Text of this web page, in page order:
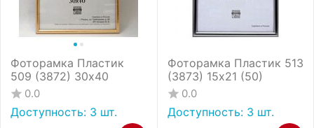
Фоторамка Пластик
509 (3872) 30х40
0.0
Доступность: 3 шт.
Фоторамка Пластик 513
(3873) 15х21 (50)
0.0
Доступность: 3 шт.